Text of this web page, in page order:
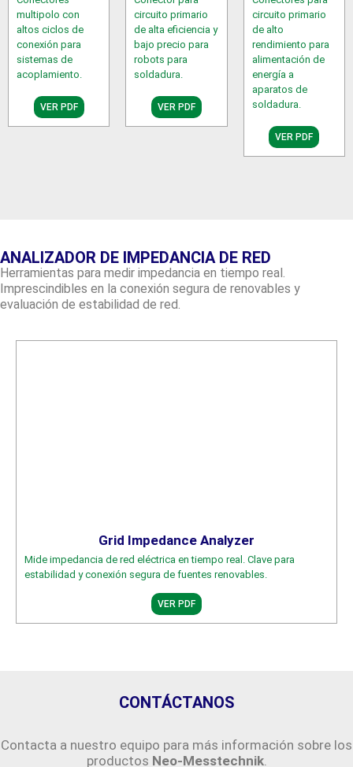
multipolo con
altos ciclos de
conexión para
sistemas de
acoplamiento.
VER PDF
circuito primario
de alta eficiencia y
bajo precio para
robots para
soldadura.
VER PDF
circuito primario
de alto
rendimiento para
alimentación de
energía a
aparatos de
soldadura.
VER PDF
ANALIZADOR DE IMPEDANCIA DE RED
Herramientas para medir impedancia en tiempo real.
Imprescindibles en la conexión segura de renovables y
evaluación de estabilidad de red.
Grid Impedance Analyzer
Mide impedancia de red eléctrica en tiempo real. Clave para
estabilidad y conexión segura de fuentes renovables.
VER PDF
CONTÁCTANOS
Contacta a nuestro equipo para más información sobre los
productos Neo-Messtechnik.